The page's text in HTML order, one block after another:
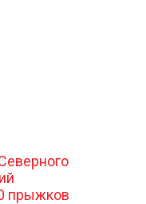
прыжков